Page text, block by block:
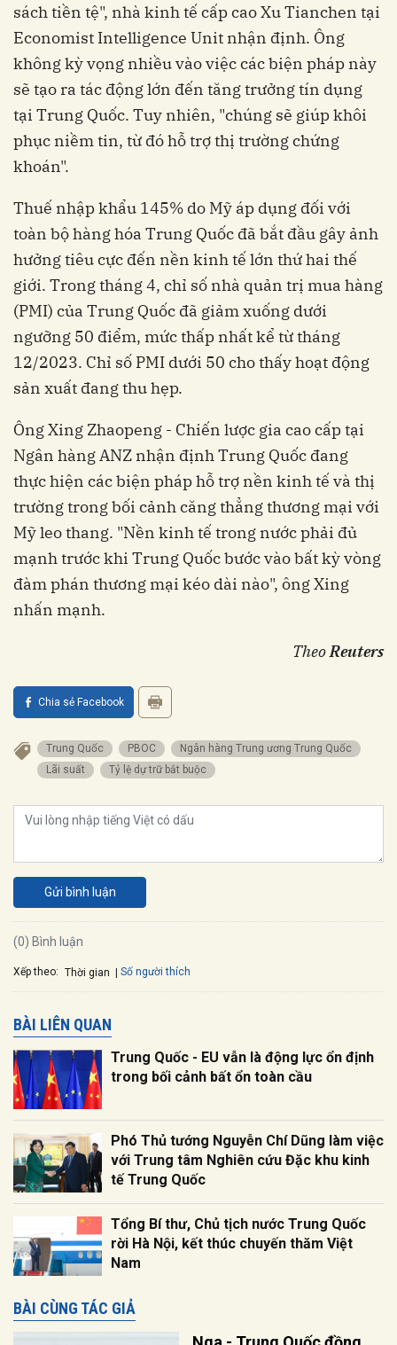
sách tiền tệ", nhà kinh tế cấp cao Xu Tianchen tại
Economist Intelligence Unit nhận định. Ông
không kỳ vọng nhiều vào việc các biện pháp này
sẽ tạo ra tác động lớn đến tăng trưởng tín dụng
tại Trung Quốc. Tuy nhiên, "chúng sẽ giúp khôi
phục niềm tin, từ đó hỗ trợ thị trường chứng
khoán".
Thuế nhập khẩu 145% do Mỹ áp dụng đối với
toàn bộ hàng hóa Trung Quốc đã bắt đầu gây ảnh
hưởng tiêu cực đến nền kinh tế lớn thứ hai thế
giới. Trong tháng 4, chỉ số nhà quản trị mua hàng
(PMI) của Trung Quốc đã giảm xuống dưới
ngưỡng 50 điểm, mức thấp nhất kể từ tháng
12/2023. Chỉ số PMI dưới 50 cho thấy hoạt động
sản xuất đang thu hẹp.
Ông Xing Zhaopeng - Chiến lược gia cao cấp tại
Ngân hàng ANZ nhận định Trung Quốc đang
thực hiện các biện pháp hỗ trợ nền kinh tế và thị
trường trong bối cảnh căng thẳng thương mại với
Mỹ leo thang. "Nền kinh tế trong nước phải đủ
mạnh trước khi Trung Quốc bước vào bất kỳ vòng
đàm phán thương mại kéo dài nào", ông Xing
nhấn mạnh.
Theo Reuters
Chia sẻ Facebook
Trung Quốc PBOC
Ngân hàng Trung ương Trung Quốc
Lãi suất
Tỷ lệ dự trữ bắt buộc
Gửi bình luận
(0) Bình luận
Xếp theo: Thời gian Số người thích
BÀI LIÊN QUAN
Trung Quốc - EU vẫn là động lực ổn định
trong bối cảnh bất ổn toàn cầu
Phó Thủ tướng Nguyễn Chí Dũng làm việc
với Trung tâm Nghiên cứu Đặc khu kinh
tế Trung Quốc
Tổng Bí thư, Chủ tịch nước Trung Quốc
rời Hà Nội, kết thúc chuyến thăm Việt
Nam
BÀI CÙNG TÁC GIẢ